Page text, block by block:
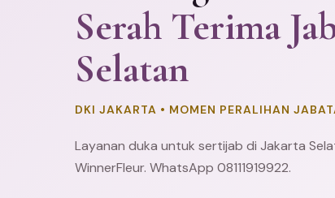
Serah Terima
Selatan
DKI JAKARTA • MOMEN PERALIHAN
Layanan duka untuk sertijab di Jakarta
WinnerFleur. WhatsApp 08111919922.